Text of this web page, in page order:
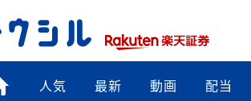
トップ
人気 最新 動画 配当